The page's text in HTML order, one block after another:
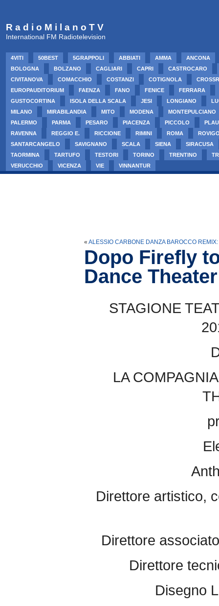
R a d i o M i l a n o T V
International FM Radiotelevision
4VITI 50BEST 5GRAPPOLI ABBIATI AMMA
ANCONA
BOLOGNA
BOLZANO CAGLIARI CAPRI
CASTROCARO
CIVITANOVA
COMACCHIO COSTANZI COTIGNOLA
EUROPAUDITORIUM
FAENZA FANO FENICE
FERRARA
GUSTOCORTINA
ISOLA DELLA SCALA JESI LONGIANO
MILANO
MIRABILANDIA MITO MODENA
MONTEPULCIANO
PALERMO
PARMA PESARO PIACENZA PICCOLO
RAVENNA
REGGIO E. RICCIONE RIMINI ROMA
SANTARCANGELO
SAVIGNANO SCALA SIENA
SIRACUSA
TAORMINA
TARTUFO TESTORI TORINO TRENTINO
VERUCCHIO
VICENZA VIE VINNANTUR
« ALESSIO CARBONE DANZA BAROCCO
Dopo Firefly
Dance
STAGIONE
LA
Direttore artistico,
Direttore
Direttore
Disegno